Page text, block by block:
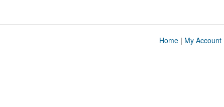
Home| My Account